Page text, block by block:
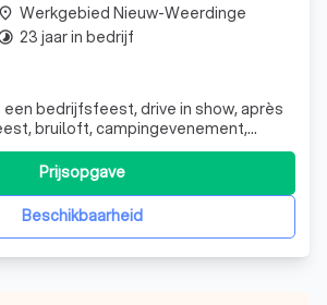
bedrijfsfeest, drive in show, après
bruiloft, campingevenement,
of een themafeest, HB
elk feest een geslaagd evenement!
op professionele wijze al uw
alles tot in de p
Beschikbaarheid
Prijsopgave
place Werkgebied Nieuw-Weerdinge
23 jaar in bedrijf